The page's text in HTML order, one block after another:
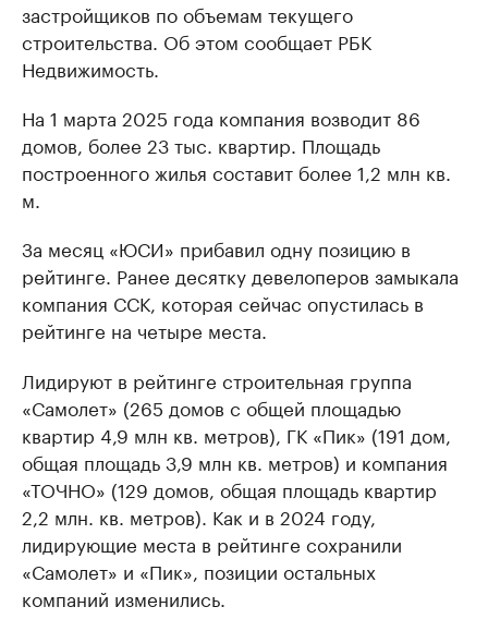
застройщиков по объемам текущего
строительства. Об этом сообщает РБК
Недвижимость.
На 1 марта 2025 года компания возводит 86
домов, более 23 тыс. квартир. Площадь
построенного жилья составит более 1,2 млн кв.
м.
За месяц «ЮСИ» прибавил одну позицию в
рейтинге. Ранее десятку девелоперов замыкала
компания ССК, которая сейчас опустилась в
рейтинге на четыре места.
Лидируют в рейтинге строительная группа
«Самолет» (265 домов с общей площадью
квартир 4,9 млн кв. метров), ГК «Пик» (191 дом,
общая площадь 3,9 млн кв. метров) и компания
«ТОЧНО» (129 домов, общая площадь квартир
2,2 млн. кв. метров). Как и в 2024 году,
лидирующие места в рейтинге сохранили
«Самолет» и «Пик», позиции остальных
компаний изменились.